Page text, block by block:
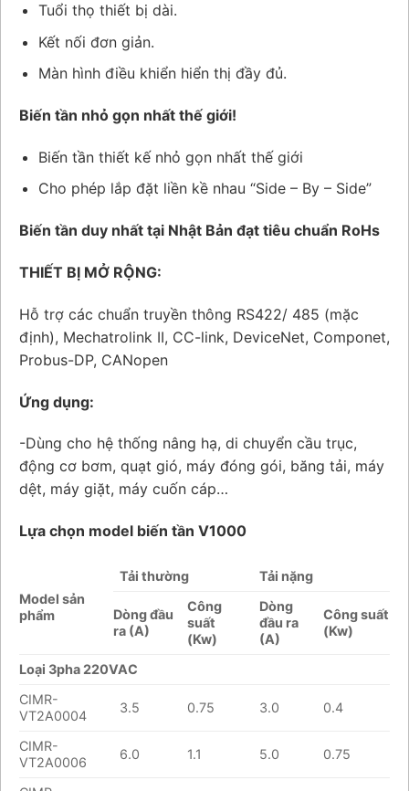
Tuổi thọ thiết bị dài.
Kết nối đơn giản.
Màn hình điều khiển hiển thị đầy đủ.
Biến tần nhỏ gọn nhất thế giới!
Biến tần thiết kế nhỏ gọn nhất thế giới
Cho phép lắp đặt liền kề nhau “Side – By – Side”
Biến tần duy nhất tại Nhật Bản đạt tiêu chuẩn RoHs
THIẾT BỊ MỞ RỘNG:
Hỗ trợ các chuẩn truyền thông RS422/ 485 (mặc
định), Mechatrolink II, CC-link, DeviceNet, Componet,
Probus-DP, CANopen
Ứng dụng:
-Dùng cho hệ thống nâng hạ, di chuyển cầu trục,
động cơ bơm, quạt gió, máy đóng gói, băng tải, máy
dệt, máy giặt, máy cuốn cáp…
Lựa chọn model biến tần V1000
Model sản
phẩm
Tải thường Tải nặng
Dòng đầu
ra (A)
Công
suất
(Kw)
Dòng
đầu ra
(A)
Công suất
(Kw)
Loại 3pha 220VAC
CIMR-
VT2A0004
3.5 0.75 3.0 0.4
CIMR-
VT2A0006
6.0 1.1 5.0 0.75